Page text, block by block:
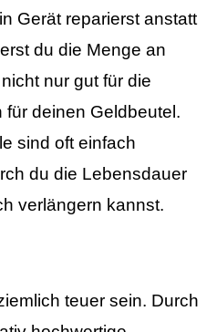
Gerät reparierst anstatt
du die Menge an
nur gut für die
deinen Geldbeutel.
sind oft einfach
du die Lebensdauer
verlängern kannst.
teuer sein. Durch